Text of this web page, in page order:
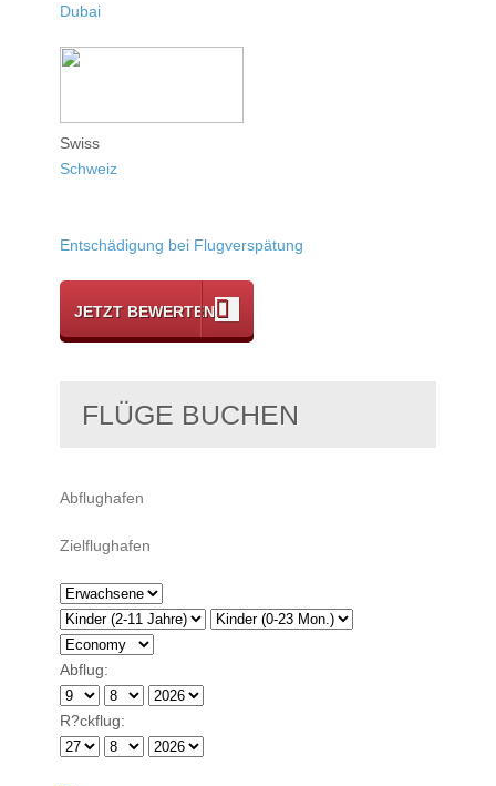
Dubai
Swiss
Schweiz
Entschädigung bei Flugverspätung
JETZT BEWERTEN
FLÜGE BUCHEN
Abflug:
R?ckflug: